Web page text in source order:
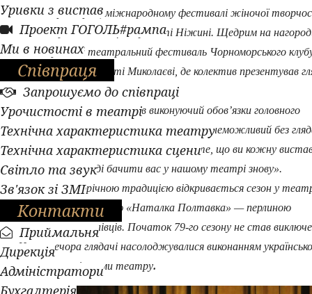
Уривки з вистав
Проект ГОГОЛЬ#рампа
Ми в новинах
Співпраця
Запрошуємо до співпраці
Урочистості в театрі
Технічна характеристика театру
Технічна характеристика сцени
Світло та звук
Зв'язок зі ЗМІ
Контакти
Приймальня
Дирекція
Адміністратори
Бухгалтерія
місті Кіровоград, міжнародному фестивалі жіночої
імені Марії Заньковецької у місті Ніжині. Щедрим на
Міжнародний театральний фестиваль Чорноморського
«Homo ludens» у місті Миколаєві, де колектив презентував
прем’єрну виставу «Наймичка».
Все сказане підсумував виконуючий обов’язки головного
режисера Владислав Шевченко: «Театр неможливий без
тому ми дякуємо вам, наші дорогі, за те, що ви кожну
нами. Будемо раді бачити вас у нашому театрі знову».
За багаторічною традицією відкривається сезон у
М.В. Гоголя виставою «Наталка Полтавка» — перлиною
репертуару гоголівців. Початок 79-го сезону не став
Цього вечора глядачі насолоджувалися виконанням
кращими солістами театру.